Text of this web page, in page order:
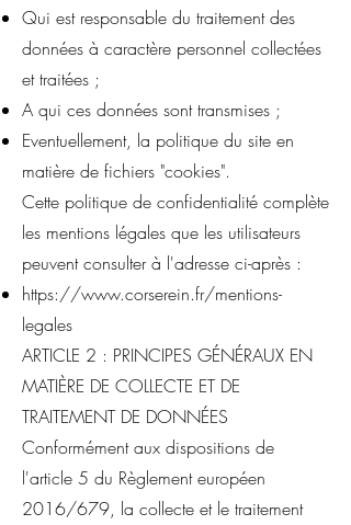
Qui est responsable du traitement des
données à caractère personnel collectées
et traitées ;
A qui ces données sont transmises ;
Eventuellement, la politique du site en
matière de fichiers "cookies".
Cette politique de confidentialité complète
les mentions légales que les utilisateurs
peuvent consulter à l'adresse ci-après :
https://www.corserein.fr/mentions-
legales
ARTICLE 2 : PRINCIPES GÉNÉRAUX EN
MATIÈRE DE COLLECTE ET DE
TRAITEMENT DE DONNÉES
Conformément aux dispositions de
l'article 5 du Règlement européen
2016/679, la collecte et le traitement